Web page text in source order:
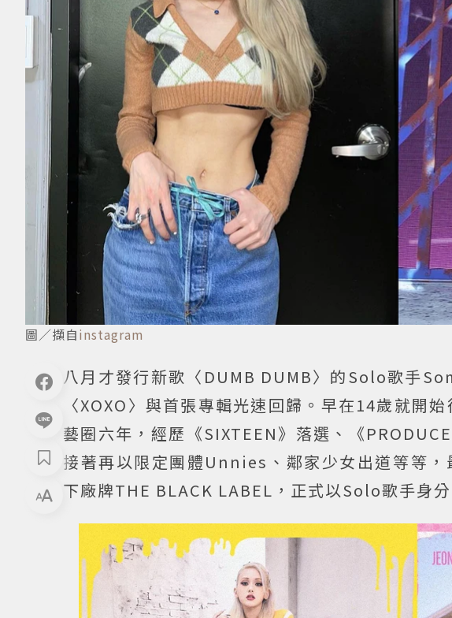
圖／擷自instagram
八月才發行新歌〈DUMB DUMB〉的Solo歌手
〈XOXO〉與首張專輯光速回歸。早在14歲就開
藝圈六年，經歷《SIXTEEN》落選、《
接著再以限定團體Unnies、鄰家少女出道等等，
下廠牌THE BLACK LABEL，正式以Solo歌手身分